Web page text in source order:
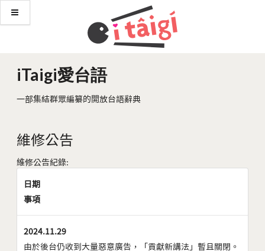
iTaigi愛台語
一部集結群眾編纂的開放台語辭典
維修公告
維修公告紀錄:
日期
事項
2024.11.29
由於後台仍收到大量惡意廣告，「貢獻新講法」暫且關閉。